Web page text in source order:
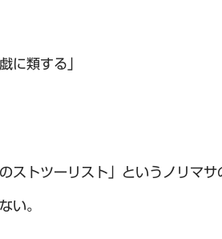
に類する」
ストツーリスト」というノリマサ
い。